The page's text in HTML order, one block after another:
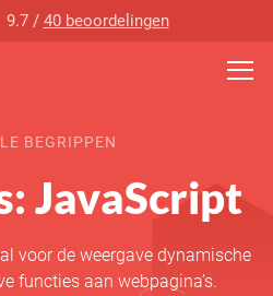
9.7 / 40 beoordelingen
BEGRIPPEN
JavaScript
voor de weergave dynamische
functies aan webpagina’s.